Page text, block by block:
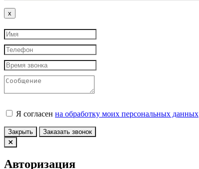
x
Я согласен на обработку моих персональных данных
Закрыть Заказать звонок
Авторизация